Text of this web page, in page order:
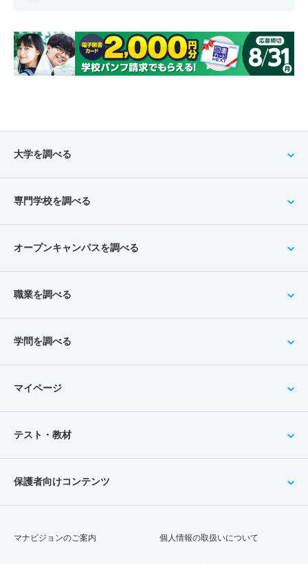
大学を調べる
専門学校を調べる
オープンキャンパスを調べる
職業を調べる
学問を調べる
マイページ
テスト・教材
保護者向けコンテンツ
マナビジョンのご案内 個人情報の取扱いについて